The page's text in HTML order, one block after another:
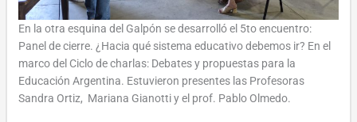
En la otra esquina del Galpón se desarrolló el 5to encuentro:
Panel de cierre. ¿Hacia qué sistema educativo debemos ir? En el
marco del Ciclo de charlas: Debates y propuestas para la
Educación Argentina. Estuvieron presentes las Profesoras
Sandra Ortiz, Mariana Gianotti y el prof. Pablo Olmedo.